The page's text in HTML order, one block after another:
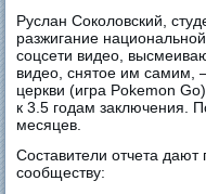
Руслан Соколовский,
разжигание
соцсети видео,
видео, снятое им самим,
церкви (игра Pokemon
к 3.5 годам заключения.
месяцев.
Составители отчета
сообществу: